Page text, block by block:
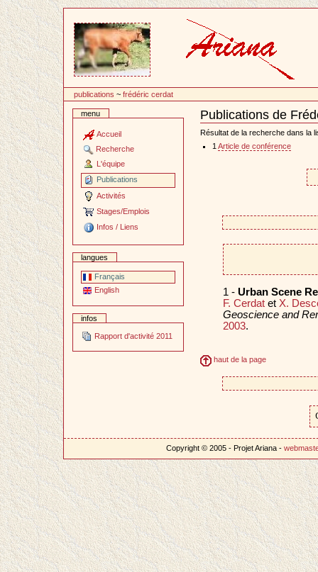
contenu
publications ~frédéric cerdat
menu
Accueil
Recherche
L'équipe
Publications
Activités
Stages/Emplois
Infos / Liens
langues
Français
English
infos
Rapport d'activité 2011
Publications de
Document
Actions
Résultat de la recherche dans la
1 Article de conférence
1 - Urban Scene
F. Cerdatet X.
Geoscience and
2003.
haut de la page
Copyright © 2005 - Projet Ariana -